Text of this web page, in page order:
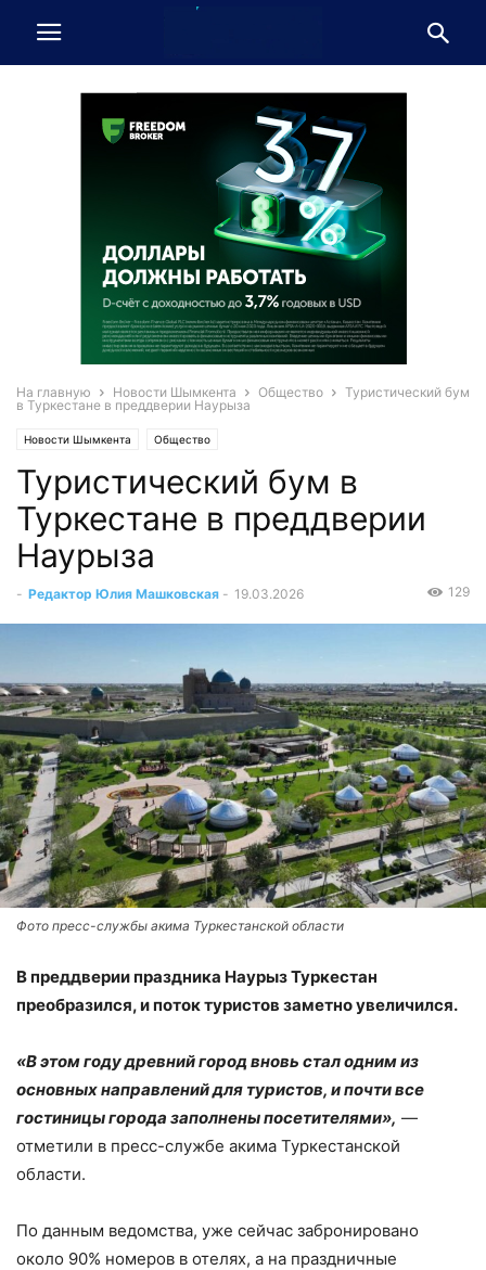
На главную Новости Шымкента Общество
Туристический бум
в Туркестане в преддверии Наурыза
Новости Шымкента Общество
Туристический бум в
Туркестане в преддверии
Наурыза
- Редактор Юлия Машковская - 19.03.2026 129
Фото пресс-службы акима Туркестанской области
В преддверии праздника Наурыз Туркестан
преобразился, и поток туристов заметно увеличился.
«В этом году древний город вновь стал одним из
основных направлений для туристов, и почти все
гостиницы города заполнены посетителями», —
отметили в пресс-службе акима Туркестанской
области.
По данным ведомства, уже сейчас забронировано
около 90% номеров в отелях, а на праздничные